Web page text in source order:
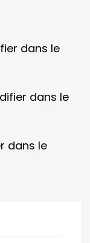
dans le
dans le
dans le